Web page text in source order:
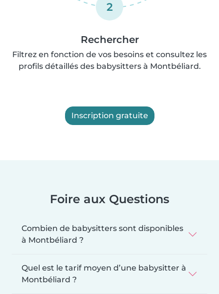
2
Rechercher
Filtrez en fonction de vos besoins et consultez les
profils détaillés des babysitters à Montbéliard.
Inscription gratuite
Foire aux Questions
Combien de babysitters sont disponibles
à Montbéliard ?
Quel est le tarif moyen d’une babysitter à
Montbéliard ?